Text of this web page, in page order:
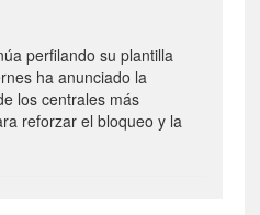
perfilando su plantilla
ha anunciado la
los centrales más
reforzar el bloqueo y la